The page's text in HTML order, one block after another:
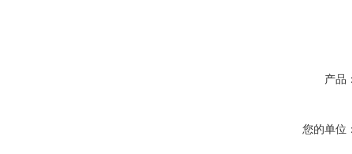
产品
您的单位